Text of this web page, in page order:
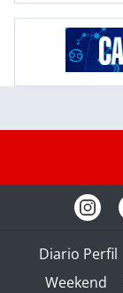
Diario Perfil
Weekend